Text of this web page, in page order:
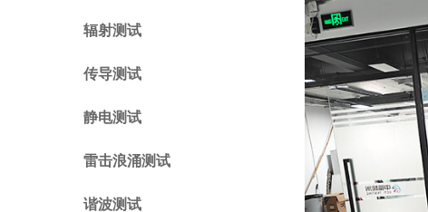
辐射测试
传导测试
静电测试
雷击浪涌测试
谐波测试